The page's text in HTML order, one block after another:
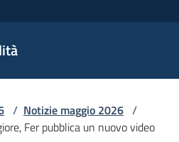
/ Notizie maggio 2026 /
Fer pubblica un nuovo video